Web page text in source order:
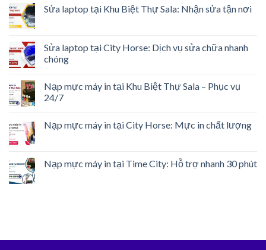
Sửa laptop tại Khu Biệt Thự Sala: Nhận sửa tận nơi
Sửa laptop tại City Horse: Dịch vụ sửa chữa nhanh
chóng
Nạp mực máy in tại Khu Biệt Thự Sala – Phục vụ
24/7
Nạp mực máy in tại City Horse: Mực in chất lượng
Nạp mực máy in tại Time City: Hỗ trợ nhanh 30 phút